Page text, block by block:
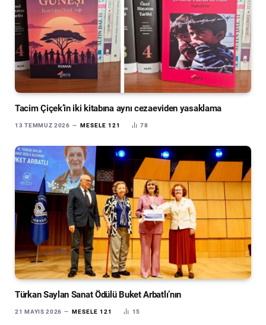
Tacim Çiçek’in iki kitabına aynı cezaeviden yasaklama
13 TEMMUZ 2026 MESELE 121 78
Türkan Saylan Sanat Ödülü Buket Arbatlı’nın
21 MAYIS 2026 MESELE 121 15